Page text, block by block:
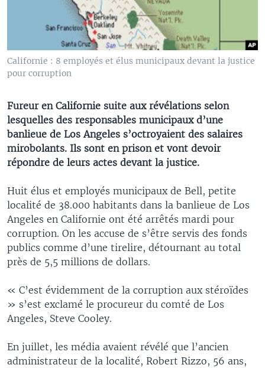
Californie : 8 employés et élus municipaux devant la justice
pour corruption
Fureur en Californie suite aux révélations selon
lesquelles des responsables municipaux d’une
banlieue de Los Angeles s’octroyaient des salaires
mirobolants. Ils sont en prison et vont devoir
répondre de leurs actes devant la justice.
Huit élus et employés municipaux de Bell, petite
localité de 38.000 habitants dans la banlieue de Los
Angeles en Californie ont été arrêtés mardi pour
corruption. On les accuse de s’être servis des fonds
publics comme d’une tirelire, détournant au total
près de 5,5 millions de dollars.
« C’est évidemment de la corruption aux stéroïdes
» s’est exclamé le procureur du comté de Los
Angeles, Steve Cooley.
En juillet, les média avaient révélé que l’ancien
administrateur de la localité, Robert Rizzo, 56 ans,